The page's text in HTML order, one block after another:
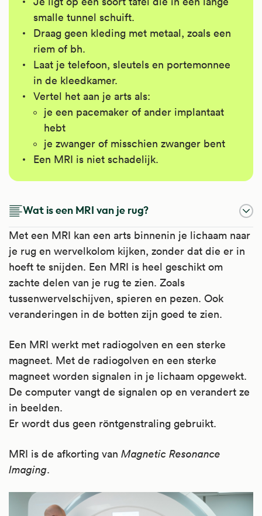
smalle tunnel schuift.
Draag geen kleding met metaal, zoals een
riem of bh.
Laat je telefoon, sleutels en portemonnee
in de kleedkamer.
Vertel het aan je arts als:
je een pacemaker of ander implantaat
hebt
je zwanger of misschien zwanger bent
Een MRI is niet schadelijk.
Wat is een MRI van je rug?
Met een MRI kan een arts binnenin je lichaam naar
je rug en wervelkolom kijken, zonder dat die er in
hoeft te snijden. Een MRI is heel geschikt om
zachte delen van je rug te zien. Zoals
tussenwervelschijven, spieren en pezen. Ook
veranderingen in de botten zijn goed te zien.
Een MRI werkt met radiogolven en een sterke
magneet. Met de radiogolven en een sterke
magneet worden signalen in je lichaam opgewekt.
De computer vangt de signalen op en verandert ze
in beelden.
Er wordt dus geen röntgenstraling gebruikt.
MRI is de afkorting van Magnetic Resonance
Imaging.